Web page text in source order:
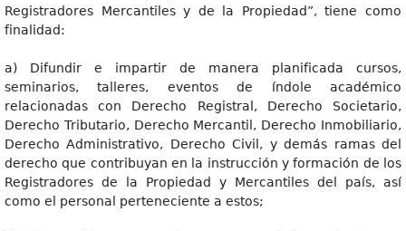
Registradores Mercantiles y de la Propiedad”, tiene como
finalidad:
a) Difundir e impartir de manera planificada cursos,
seminarios, talleres, eventos de índole académico
relacionadas con Derecho Registral, Derecho Societario,
Derecho Tributario, Derecho Mercantil, Derecho Inmobiliario,
Derecho Administrativo, Derecho Civil, y demás ramas del
derecho que contribuyan en la instrucción y formación de los
Registradores de la Propiedad y Mercantiles del país, así
como el personal perteneciente a estos;